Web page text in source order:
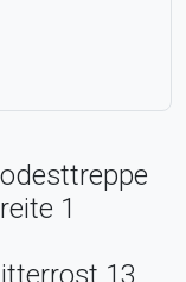
1
13